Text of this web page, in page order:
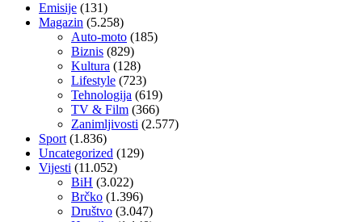
Emisije (131)
Magazin (5.258)
Auto-moto (185)
Biznis (829)
Kultura (128)
Lifestyle (723)
Tehnologija (619)
TV & Film (366)
Zanimljivosti (2.577)
Sport (1.836)
Uncategorized (129)
Vijesti (11.052)
BiH (3.022)
Brčko (1.396)
Društvo (3.047)